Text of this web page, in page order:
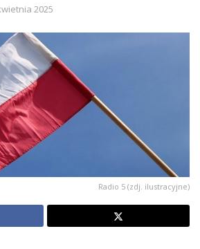
2025
Radio 5 (zdj. ilustracyjne)